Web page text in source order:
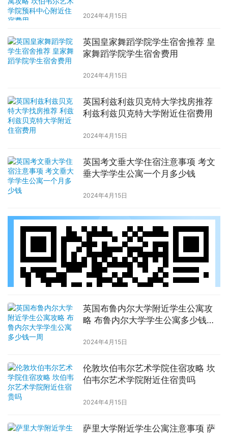
2024年4月15日
英国皇家舞蹈学院学生宿舍推荐 皇
家舞蹈学院学生宿舍费用
2024年4月15日
英国利兹利兹贝克特大学找房推荐
利兹利兹贝克特大学附近住宿费用
2024年4月15日
英国考文垂大学住宿注意事项 考文
垂大学学生公寓一个月多少钱
2024年4月15日
英国布鲁内尔大学附近学生公寓攻
略 布鲁内尔大学学生公寓多少钱一
2024年4月15日
伦敦坎伯韦尔艺术学院住宿攻略 坎
伯韦尔艺术学院附近住宿贵吗
2024年4月15日
萨里大学附近学生公寓注意事项 萨